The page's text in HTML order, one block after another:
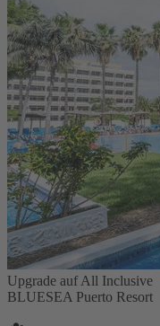
Upgrade auf All Inclusive
BLUESEA Puerto Resort